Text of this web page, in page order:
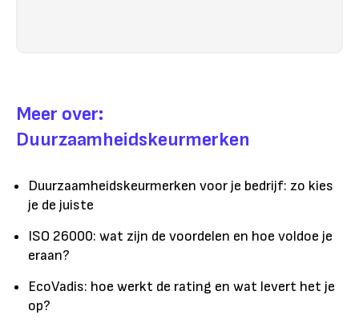
Meer over:
Duurzaamheidskeurmerken
Duurzaamheidskeurmerken voor je bedrijf: zo kies
je de juiste
ISO 26000: wat zijn de voordelen en hoe voldoe je
eraan?
EcoVadis: hoe werkt de rating en wat levert het je
op?